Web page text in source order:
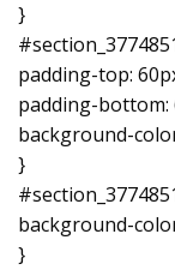
}
padding-top:
padding-bottom:
background-
}
background-
}